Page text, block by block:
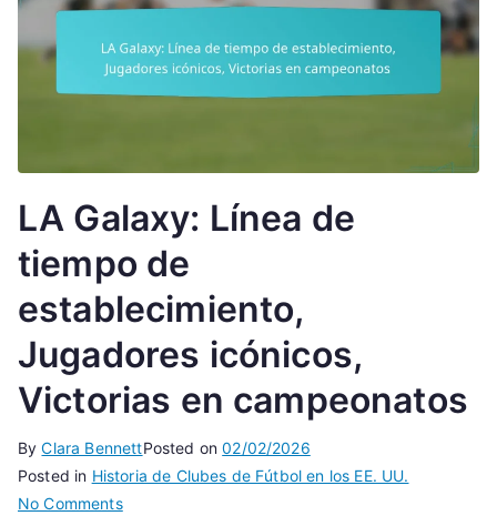
LA Galaxy: Línea de
tiempo de
establecimiento,
Jugadores icónicos,
Victorias en campeonatos
ByClara BennettPosted on02/02/2026
Posted in Historia de Clubes de Fútbol en los EE. UU.
No Commentson